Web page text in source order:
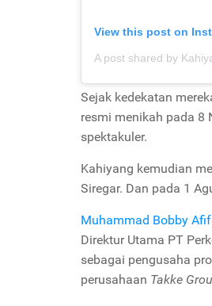
View this post on
A post shared by
Sejak kedekatan
resmi menikah pada 8
spektakuler.
Kahiyang kemudian
Siregar. Dan pada 1
Muhammad Bobby
Direktur Utama PT
sebagai pengusaha
perusahaan Takke